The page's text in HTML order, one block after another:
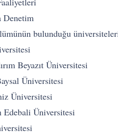
Denetim
bulunduğu
Beyazıt Üniversitesi
Üniversitesi
Üniversitesi
Üniversitesi